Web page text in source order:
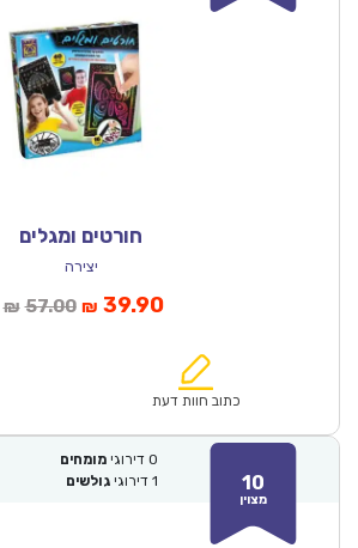
חורטים ומגלים
יצירה
₪ 57.00המחיר
₪57.00.
₪ 39.90המחיר
הוא:
כתוב חוות דעת
10
מצוין
0 דירוגי מומחים
1 דירוגי גולשים